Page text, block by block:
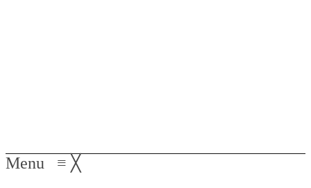
Menu ≡ ╳